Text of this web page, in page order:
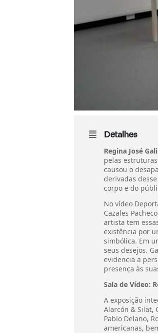
Detalhes
Regina José
pelas
causou o
derivadas
corpo e do
No vídeo
Cazales
artista tem
existência por
simbólica. Em
seus desejos.
evidencia a
presença às
Sala de Vídeo:
A exposição
Alarcón & Silät,
Pablo Delano,
americanas,